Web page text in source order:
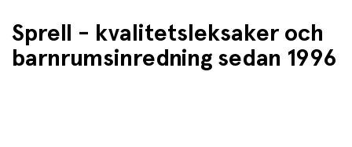
Sprell - kvalitetsleksaker och
barnrumsinredning sedan 1996